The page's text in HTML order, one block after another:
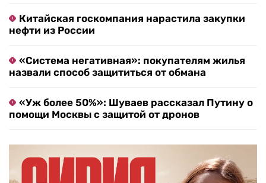
Китайская госкомпания нарастила закупки
нефти из России
«Система негативная»: покупателям жилья
назвали способ защититься от обмана
«Уж более 50%»: Шуваев рассказал Путину о
помощи Москвы с защитой от дронов